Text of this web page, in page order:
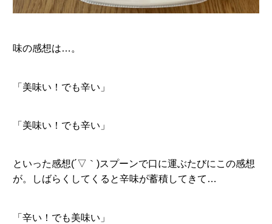
味の感想は…。
「美味い！でも辛い」
「美味い！でも辛い」
といった感想(´▽｀)スプーンで口に運ぶたびにこの感想
が。しばらくしてくると辛味が蓄積してきて…
「辛い！でも美味い」